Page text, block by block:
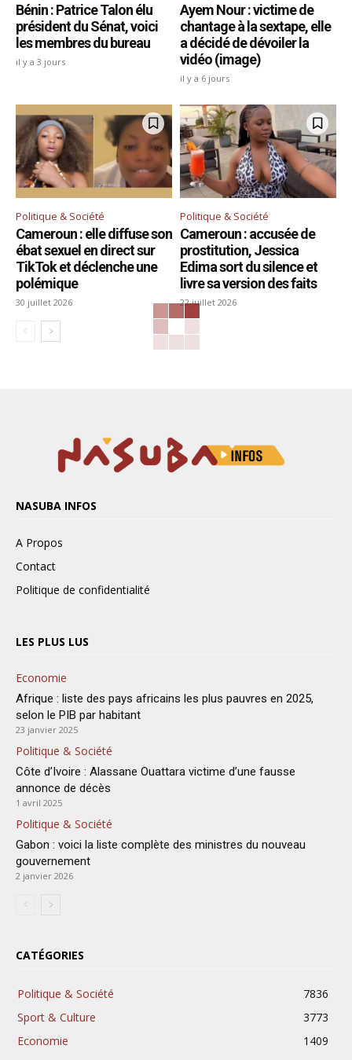
Bénin : Patrice Talon élu
président du Sénat, voici
les membres du bureau
il y a 3 jours
Ayem Nour : victime de
chantage à la sextape, elle
a décidé de dévoiler la
vidéo (image)
il y a 6 jours
Politique & Société
Cameroun : elle diffuse son
ébat sexuel en direct sur
TikTok et déclenche une
polémique
30 juillet 2026
Politique & Société
Cameroun : accusée de
prostitution, Jessica
Edima sort du silence et
livre sa version des faits
22 juillet 2026
NASUBA INFOS
A Propos
Contact
Politique de confidentialité
LES PLUS LUS
Economie
Afrique : liste des pays africains les plus pauvres en 2025,
selon le PIB par habitant
23 janvier 2025
Politique & Société
Côte d’Ivoire : Alassane Ouattara victime d’une fausse
annonce de décès
1 avril 2025
Politique & Société
Gabon : voici la liste complète des ministres du nouveau
gouvernement
2 janvier 2026
CATÉGORIES
Politique & Société
7836
Sport & Culture
3773
Economie
1409